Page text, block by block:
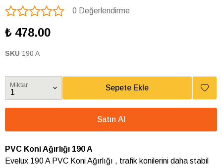
0 Değerlendirme
₺ 478.00
SKU 190 A
Miktar Sepete Ekle
Satın Al
PVC Koni Ağırlığı 190 A
Evelux 190 A PVC Koni Ağırlığı , trafik konilerini daha stabil